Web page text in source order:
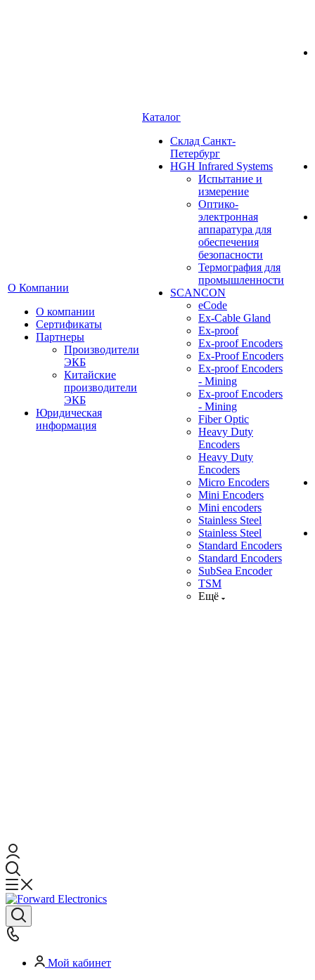
О Компании
О компании
Сертификаты
Партнеры
Производители
ЭКБ
Китайские
производители
ЭКБ
Юридическая
информация
Каталог
Cклад Санкт-
Петербург
HGH Infrared Systems
Испытание и
измерение
Оптико-
электронная
аппаратура для
обеспечения
безопасности
Термография для
промышленности
SCANCON
eCode
Ex-Cable Gland
Ex-proof
Ex-proof Encoders
Ex-Proof Encoders
Ex-proof Encoders
- Mining
Ex-proof Encoders
- Mining
Fiber Optic
Heavy Duty
Encoders
Heavy Duty
Encoders
Micro Encoders
Mini Encoders
Mini encoders
Stainless Steel
Stainless Steel
Standard Encoders
Standard Encoders
SubSea Encoder
TSM
Ещё
Мой кабинет